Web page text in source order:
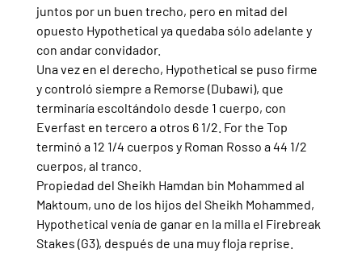
juntos por un buen trecho, pero en mitad del
opuesto Hypothetical ya quedaba sólo adelante y
con andar convidador.
Una vez en el derecho, Hypothetical se puso firme
y controló siempre a Remorse (Dubawi), que
terminaría escoltándolo desde 1 cuerpo, con
Everfast en tercero a otros 6 1/2. For the Top
terminó a 12 1/4 cuerpos y Roman Rosso a 44 1/2
cuerpos, al tranco.
Propiedad del Sheikh Hamdan bin Mohammed al
Maktoum, uno de los hijos del Sheikh Mohammed,
Hypothetical venía de ganar en la milla el Firebreak
Stakes (G3), después de una muy floja reprise.